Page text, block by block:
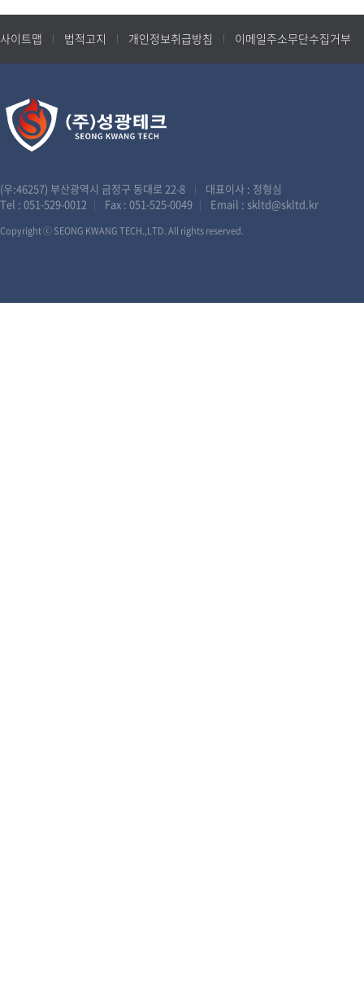
사이트맵 법적고지 개인정보취급방침 이메일주소무단수집거부
(우:46257) 부산광역시 금정구 동대로 22-8 |
대표이사 : 정형심
Tel : 051-529-0012 | Fax : 051-525-0049 | Email : skltd@skltd.kr
Copyright ⓒ SEONG KWANG TECH.,LTD. All rights reserved.